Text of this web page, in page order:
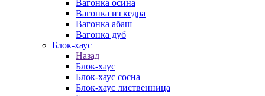
Вагонка осина
Вагонка из кедра
Вагонка абаш
Вагонка дуб
Блок-хаус
Назад
Блок-хаус
Блок-хаус сосна
Блок-хаус лиственница